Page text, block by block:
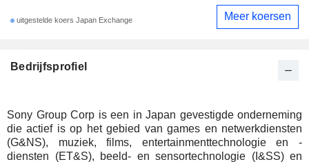
Bedrijfsprofiel
Sony Group Corp is een in Japan gevestigde onderneming
die actief is op het gebied van games en netwerkdiensten
(G&NS), muziek, films, entertainmenttechnologie en -
diensten (ET&S), beeld- en sensortechnologie (I&SS) en
uitgestelde koers Japan Exchange Meer koersen